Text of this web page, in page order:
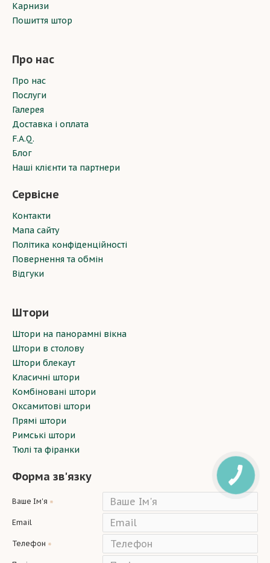
Карнизи
Пошиття штор
Про нас
Про нас
Послуги
Галерея
Доставка і оплата
F.A.Q.
Блог
Наші клієнти та партнери
Сервісне
Контакти
Мапа сайту
Політика конфіденційності
Повернення та обмін
Відгуки
Штори
Штори на панорамні вікна
Штори в столову
Штори блекаут
Класичні штори
Комбіновані штори
Оксамитові штори
Прямі штори
Римські штори
Тюлі та фіранки
Форма зв'язку
Ваше Ім'я
Email
Телефон